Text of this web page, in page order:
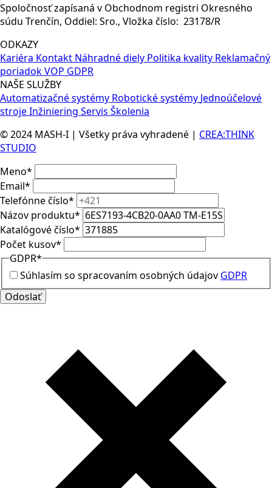
Spoločnosť zapísaná v Obchodnom registri Okresného
súdu Trenčín, Oddiel: Sro., Vložka číslo: 23178/R
ODKAZY
Kariéra Kontakt Náhradné diely Politika kvality Reklamačný
poriadokVOP GDPR
NAŠE SLUŽBY
Automatizačné systémy Robotické systémy Jednoúčelové
strojeInžiniering Servis Školenia
© 2024 MASH-I | Všetky práva vyhradené | CREA:THINK
STUDIO
Meno*
Email*
Telefónne číslo*
Názov produktu*
Katalógové číslo*
Počet kusov*
GDPR*
Súhlasím so spracovaním osobných údajov GDPR
Odoslať